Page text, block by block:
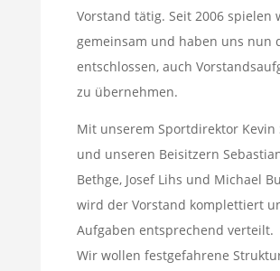
Vorstand tätig. Seit 2006 spielen
gemeinsam und haben uns nun
entschlossen, auch
zu übernehmen.
Mit unserem Sportdirektor Kevin
und unseren Beisitzern
Bethge, Josef Lihs und Michael
wird der Vorstand komplettiert
Aufgaben entsprechend verteilt.
Wir wollen festgefahrene